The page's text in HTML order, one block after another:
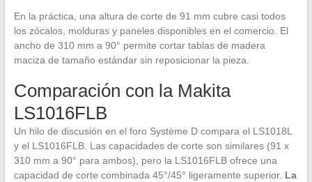
En la práctica, una altura de corte de 91 mm cubre casi todos
los zócalos, molduras y paneles disponibles en el comercio. El
ancho de 310 mm a 90° permite cortar tablas de madera
maciza de tamaño estándar sin reposicionar la pieza.
Comparación con la Makita
LS1016FLB
Un hilo de discusión en el foro Système D compara el LS1018L
y el LS1016FLB. Las capacidades de corte son similares (91 x
310 mm a 90° para ambos), pero la LS1016FLB ofrece una
capacidad de corte combinada 45°/45° ligeramente superior. La